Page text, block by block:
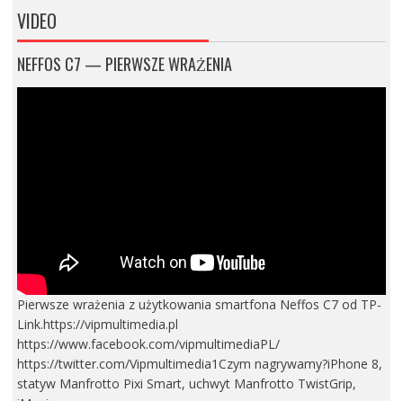
VIDEO
NEFFOS C7 — PIERWSZE WRAŻENIA
Pierwsze wrażenia z użytkowania smartfona Neffos C7 od TP-
Link.https://vipmultimedia.pl
https://www.facebook.com/vipmultimediaPL/
https://twitter.com/Vipmultimedia1Czym nagrywamy?iPhone 8,
statyw Manfrotto Pixi Smart, uchwyt Manfrotto TwistGrip,